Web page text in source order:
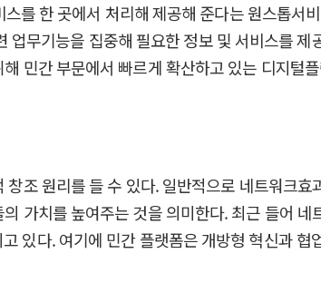
를 한 곳에서 처리해 제공해 준다는 원스톱서
무기능을 집중해 필요한 정보 및 서비스를 제
민간 부문에서 빠르게 확산하고 있는 디지털
조 원리를 들 수 있다. 일반적으로 네트워크효
가치를 높여주는 것을 의미한다. 최근 들어 네
있다. 여기에 민간 플랫폼은 개방형 혁신과 협